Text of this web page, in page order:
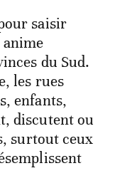
saisir
anime
du Sud.
les rues
enfants,
discutent ou
surtout ceux